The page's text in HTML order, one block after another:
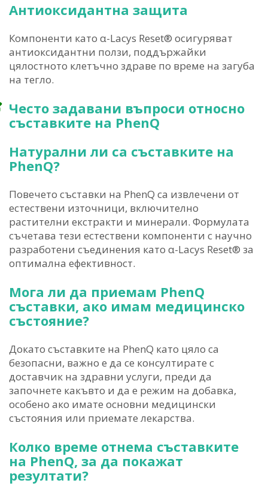
Антиоксидантна защита
Компоненти като α-Lacys Reset® осигуряват
антиоксидантни ползи, поддържайки
цялостното клетъчно здраве по време на загуба
на тегло.
Често задавани въпроси относно
съставките на PhenQ
Натурални ли са съставките на
PhenQ?
Повечето съставки на PhenQ са извлечени от
естествени източници, включително
растителни екстракти и минерали. Формулата
съчетава тези естествени компоненти с научно
разработени съединения като α-Lacys Reset® за
оптимална ефективност.
Мога ли да приемам PhenQ
съставки, ако имам медицинско
състояние?
Докато съставките на PhenQ като цяло са
безопасни, важно е да се консултирате с
доставчик на здравни услуги, преди да
започнете какъвто и да е режим на добавка,
особено ако имате основни медицински
състояния или приемате лекарства.
Колко време отнема съставките
на PhenQ, за да покажат
резултати?